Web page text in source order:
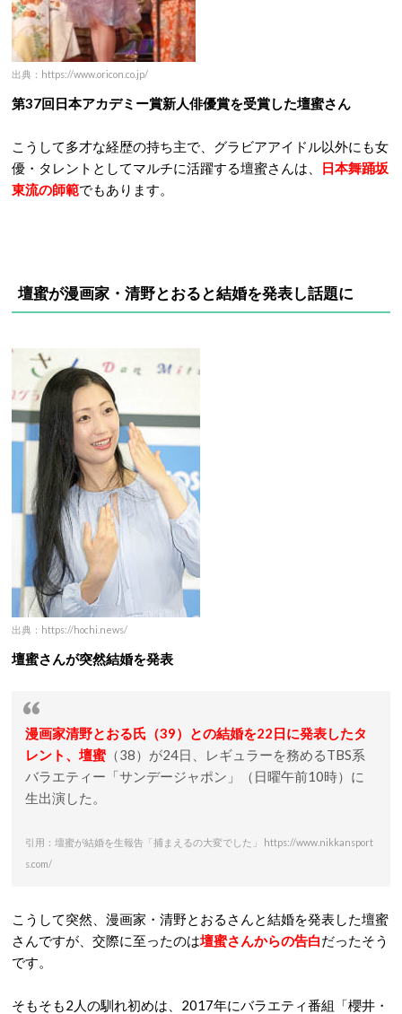
出典：https://www.oricon.co.jp/
第37回日本アカデミー賞新人俳優賞を受賞した壇蜜さん
こうして多才な経歴の持ち主で、グラビアアイドル以外にも女
優・タレントとしてマルチに活躍する壇蜜さんは、
日本舞踊坂
東流の師範でもあります。
壇蜜が漫画家・清野とおると結婚を発表し話題に
出典：https://hochi.news/
壇蜜さんが突然結婚を発表
漫画家清野とおる氏（39）との結婚を22日に発表したタ
レント、壇蜜（38）が24日、レギュラーを務めるTBS系
バラエティー「サンデージャポン」（日曜午前10時）に
生出演した。
引用：壇蜜が結婚を生報告「捕まえるの大変でした」 https://www.nikkansport
s.com/
こうして突然、漫画家・清野とおるさんと結婚を発表した壇蜜
さんですが、交際に至ったのは壇蜜さんからの告白だったそう
です。
そもそも2人の馴れ初めは、2017年にバラエティ番組「櫻井・